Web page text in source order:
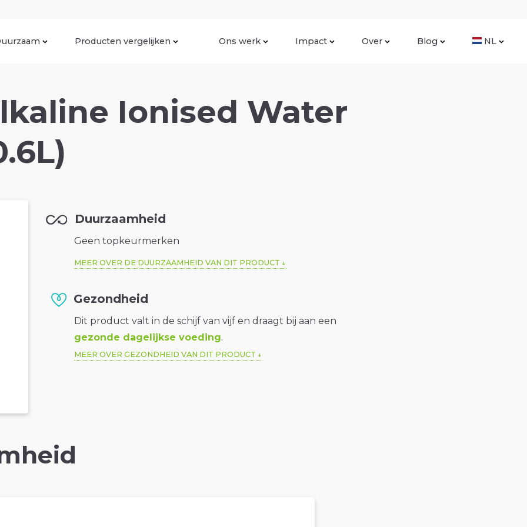
Producten vergelijken Ons werk Impact Over Blog NL
Ionised Water
Duurzaamheid
Geen topkeurmerken
MEER OVER DE DUURZAAMHEID VAN DIT PRODUCT
Gezondheid
Dit product valt in de schijf van vijf en draagt bij aan een
gezonde dagelijkse voeding.
MEER OVER GEZONDHEID VAN DIT PRODUCT